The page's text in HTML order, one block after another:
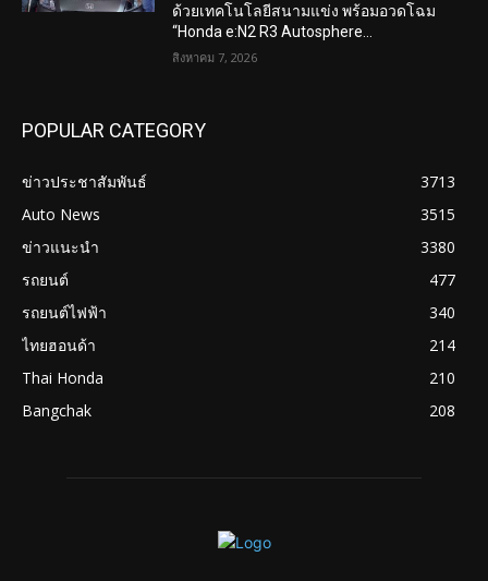
ด้วยเทคโนโลยีสนามแข่ง พร้อมอวดโฉม
“Honda e:N2 R3 Autosphere...
สิงหาคม 7, 2026
POPULAR CATEGORY
ข่าวประชาสัมพันธ์
3713
Auto News
3515
ข่าวแนะนำ
3380
รถยนต์
477
รถยนต์ไฟฟ้า
340
ไทยฮอนด้า
214
Thai Honda
210
Bangchak
208